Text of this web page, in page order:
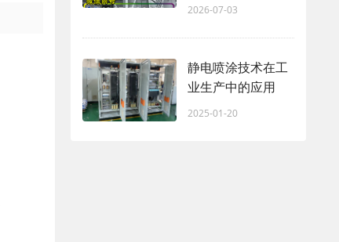
2026-07-03
静电喷涂技术在工
业生产中的应用
2025-01-20